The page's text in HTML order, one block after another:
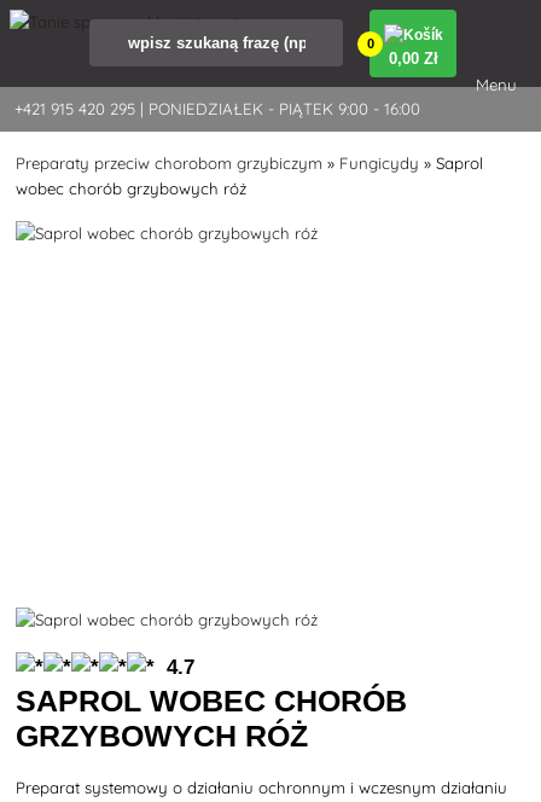
+421 915 420 295 | PONIEDZIAŁEK - PIĄTEK 9:00 - 16:00
0
0,00 Zł
Menu
Preparaty przeciw chorobom grzybiczym » Fungicydy »Saprol
wobec chorób grzybowych róż
4.7
SAPROL WOBEC CHORÓB
GRZYBOWYCH RÓŻ
Preparat systemowy o działaniu ochronnym i wczesnym działaniu